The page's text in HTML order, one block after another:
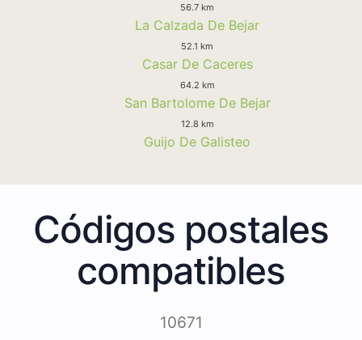
56.7 km
La Calzada De Bejar
52.1 km
Casar De Caceres
64.2 km
San Bartolome De Bejar
12.8 km
Guijo De Galisteo
Códigos postales
compatibles
10671